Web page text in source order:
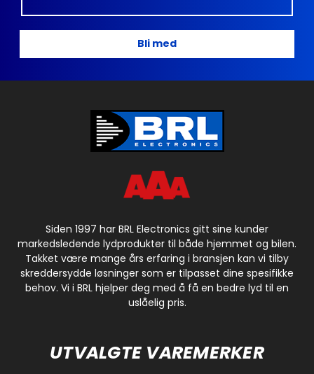
Bli med
Siden 1997 har BRL Electronics gitt sine kunder
markedsledende lydprodukter til både hjemmet og bilen.
Takket være mange års erfaring i bransjen kan vi tilby
skreddersydde løsninger som er tilpasset dine spesifikke
behov. Vi i BRL hjelper deg med å få en bedre lyd til en
uslåelig pris.
UTVALGTE VAREMERKER